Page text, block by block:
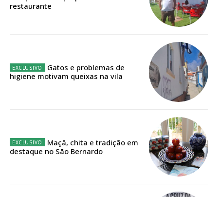
Sendo assinante terá acesso a todos os conteúdos exclusivos e versões
12 meses
restaurante
Gatos e problemas de
higiene motivam queixas na vila
Maçã, chita e tradição em
destaque no São Bernardo